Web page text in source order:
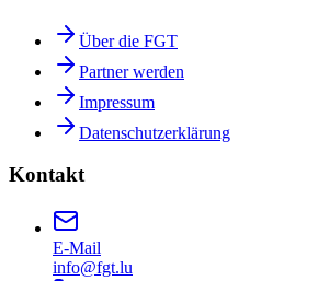
Über die FGT
Partner werden
Impressum
Datenschutzerklärung
Kontakt
E-Mail
info@fgt.lu